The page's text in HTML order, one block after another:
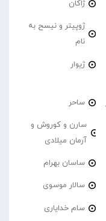
ژاکان
ژوپیتر و نیسح به
نام
ژیوار
ساحر
سارن و کوروش و
آرمان میلادی
ساسان بهرام
سالار موسوی
سام خدایاری